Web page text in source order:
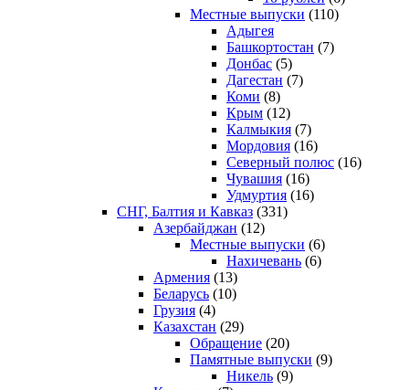
Местные выпуски (110)
Адыгея
Башкортостан (7)
Донбас (5)
Дагестан (7)
Коми (8)
Крым (12)
Калмыкия (7)
Мордовия (16)
Северный полюс (16)
Чувашия (16)
Удмуртия (16)
СНГ, Балтия и Кавказ (331)
Азербайджан (12)
Местные выпуски (6)
Нахичевань (6)
Армения (13)
Беларусь (10)
Грузия (4)
Казахстан (29)
Обращение (20)
Памятные выпуски (9)
Никель (9)